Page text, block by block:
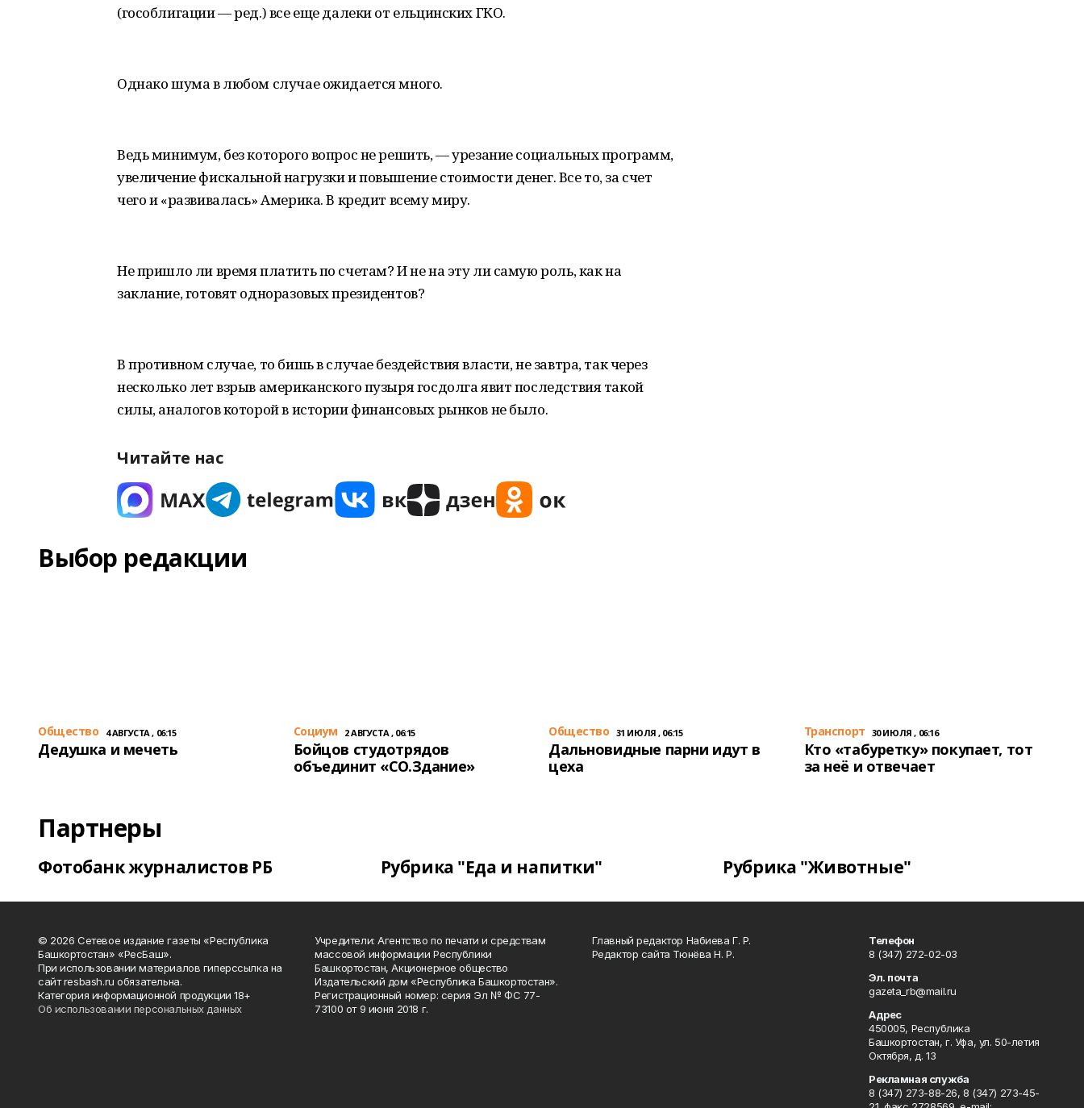
(гособлигации — ред.) все еще далеки от ельцинских ГКО.
Однако шума в любом случае ожидается много.
Ведь минимум, без которого вопрос не решить, — урезание социальных программ,
увеличение фискальной нагрузки и повышение стоимости денег. Все то, за счет
чего и «развивалась» Америка. В кредит всему миру.
Не пришло ли время платить по счетам? И не на эту ли самую роль, как на
заклание, готовят одноразовых президентов?
В противном случае, то бишь в случае бездействия власти, не завтра, так через
несколько лет взрыв американского пузыря госдолга явит последствия такой
силы, аналогов которой в истории финансовых рынков не было.
Читайте нас
Выбор редакции
Общество 4 АВГУСТА , 06:15
Дедушка и мечеть
Cоциум 2 АВГУСТА , 06:15
Бойцов студотрядов
объединит «СО.Здание»
Общество 31 ИЮЛЯ , 06:15
Дальновидные парни идут в
цеха
Транспорт 30 ИЮЛЯ , 06:16
Кто «табуретку» покупает, тот
за неё и отвечает
Партнеры
Фотобанк журналистов РБ Рубрика "Еда и напитки" Рубрика "Животные"
© 2026 Сетевое издание газеты «Республика
Башкортостан» «РесБаш».
При использовании материалов гиперссылка на
сайт resbash.ru обязательна.
Категория информационной продукции 18+
Об использовании персональных данных
Учредители: Агентство по печати и средствам
массовой информации Республики
Башкортостан, Акционерное общество
Издательский дом «Республика Башкортостан».
Регистрационный номер: серия Эл № ФС 77-
73100 от 9 июня 2018 г.
Главный редактор Набиева Г. Р.
Редактор сайта Тюнёва Н. Р.
Телефон
8 (347) 272-02-03
Эл. почта
gazeta_rb@mail.ru
Адрес
450005, Республика
Башкортостан, г. Уфа, ул. 50-летия
Октября, д. 13
Рекламная служба
8 (347) 273-88-26, 8 (347) 273-45-